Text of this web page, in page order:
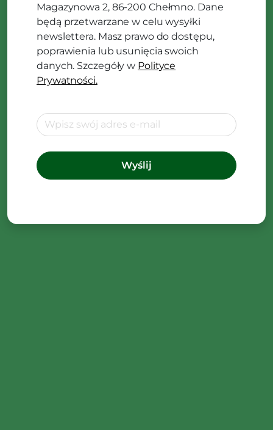
Magazynowa 2, 86-200 Chełmno. Dane
będą przetwarzane w celu wysyłki
newslettera. Masz prawo do dostępu,
poprawienia lub usunięcia swoich
danych. Szczegóły w Polityce
Prywatności.